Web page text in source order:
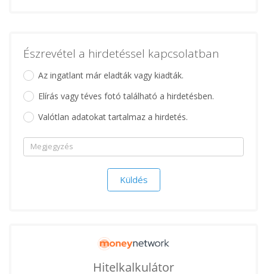
Észrevétel a hirdetéssel kapcsolatban
Az ingatlant már eladták vagy kiadták.
Elírás vagy téves fotó található a hirdetésben.
Valótlan adatokat tartalmaz a hirdetés.